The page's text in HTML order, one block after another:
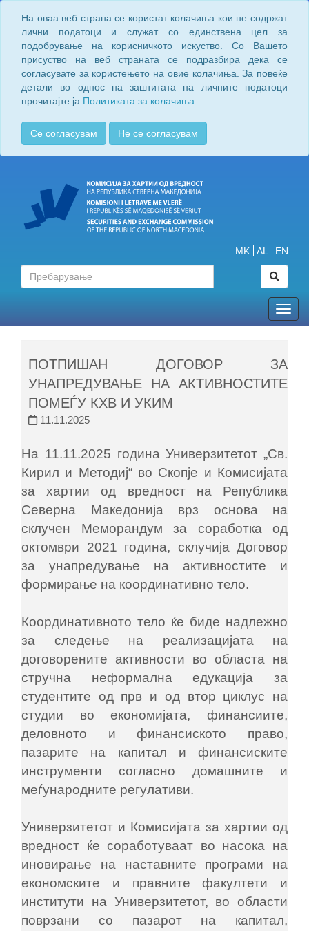
На оваа веб страна се користат колачиња кои не содржат
лични податоци и служат со единствена цел за
подобрување на корисничкото искуство. Со Вашето
присуство на веб страната се подразбира дека се
согласувате за користењето на овие колачиња. За повеќе
детали во однос на заштитата на личните податоци
прочитајте ја Политиката за колачиња.
Се согласувам Не се согласувам
MK AL EN
ПОТПИШАН ДОГОВОР ЗА
УНАПРЕДУВАЊЕ НА АКТИВНОСТИТЕ
ПОМЕЃУ КХВ И УКИМ
11.11.2025
На 11.11.2025 година Универзитетот „Св.
Кирил и Методиј“ во Скопје и Комисијата
за хартии од вредност на Република
Северна Македонија врз основа на
склучен Меморандум за соработка од
октомври 2021 година, склучија Договор
за унапредување на активностите и
формирање на координативно тело.
Координативното тело ќе биде надлежно
за следење на реализацијата на
договорените активности во областа на
стручна неформална едукација за
студентите од прв и oд втор циклус на
студии во економијата, финансиите,
деловното и финансиското право,
пазарите на капитал и финансиските
инструменти согласно домашните и
меѓународните регулативи.
Универзитетот и Комисијата за хартии од
вредност ќе соработуваат во насока на
иновирање на наставните програми на
економските и правните факултети и
институти на Универзитетот, во области
поврзани со пазарот на капитал,